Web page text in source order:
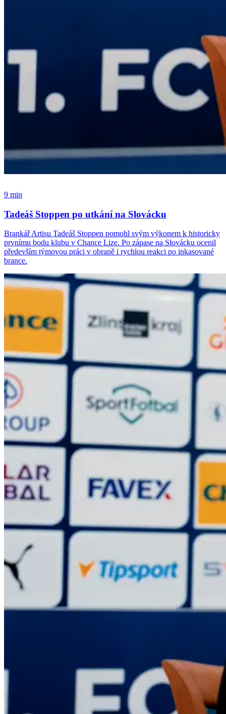
9 min
Tadeáš Stoppen po utkání na Slovácku
Brankář Artisu Tadeáš Stoppen pomohl svým výkonem k historicky
prvnímu bodu klubu v Chance Lize. Po zápase na Slovácku ocenil
především týmovou práci v obraně i rychlou reakci po inkasované
brance.